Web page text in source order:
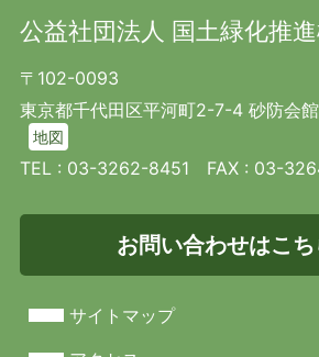
公益社団法人 国土緑化推
〒102-0093
東京都千代田区平河町2-7-4 砂防会館
地図
TEL : 03-3262-8451 FAX : 03-
お問い合わせはこち
サイトマップ